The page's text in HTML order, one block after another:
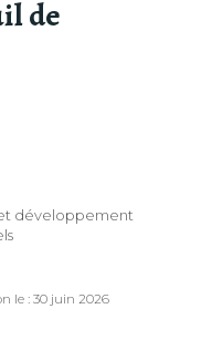
de
développement
le : 30 juin 2026